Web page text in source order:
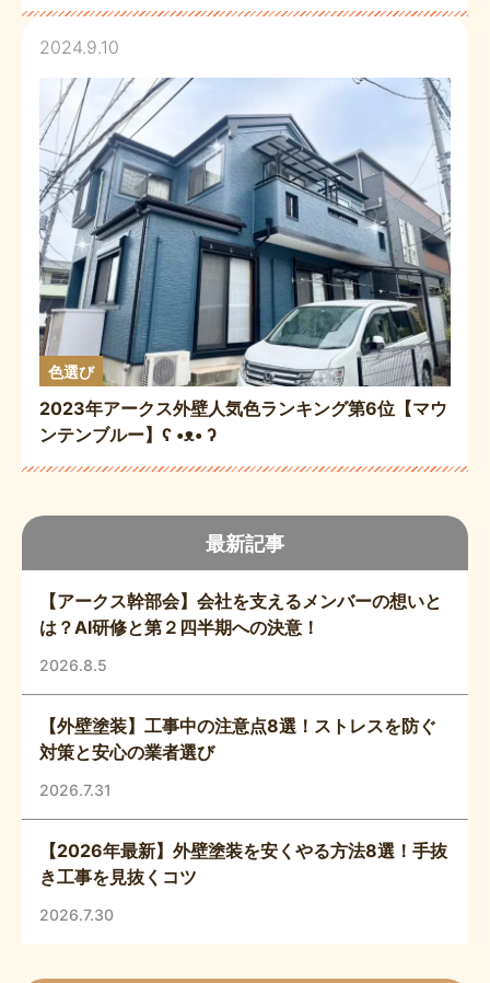
最新記事
【アークス幹部会】会社を支えるメンバーの想いと
は？AI研修と第２四半期への決意！
2026.8.5
【外壁塗装】工事中の注意点8選！ストレスを防ぐ
対策と安心の業者選び
2026.7.31
【2026年最新】外壁塗装を安くやる方法8選！手抜
き工事を見抜くコツ
2026.7.30
2024.9.10
色選び
2023年アークス外壁人気色ランキング第6位【マウ
ンテンブルー】ʕ •ᴥ• ʔ